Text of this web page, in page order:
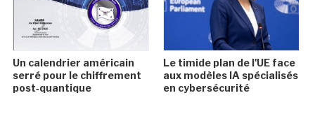
Un calendrier américain
serré pour le chiffrement
post‑quantique
Le timide plan de l'UE face
aux modèles IA spécialisés
en cybersécurité